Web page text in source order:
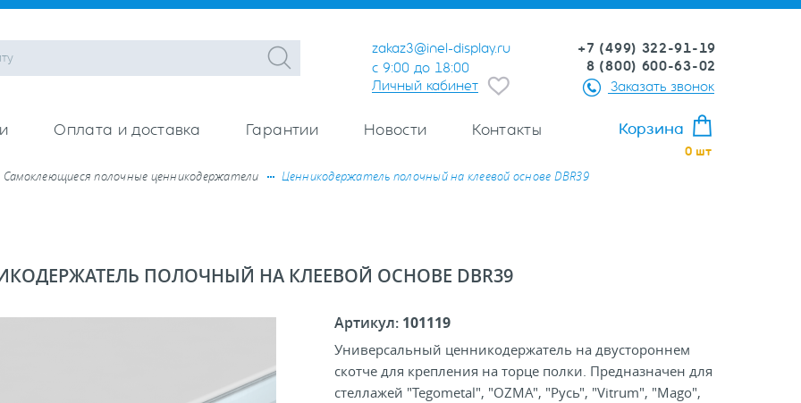
zakaz3@inel-display.ru
с 9:00 до 18:00
Личный кабинет
+7 (499) 322-91-19
8 (800) 600-63-02
Заказать звонок
Оплата и доставка Гарантии Новости Контакты Корзина
0 шт
Самоклеющиеся полочные ценникодержатели Ценникодержатель полочный на клеевой основе DBR39
ПОЛОЧНЫЙ НА КЛЕЕВОЙ ОСНОВЕ DBR39
Артикул: 101119
Универсальный ценникодержатель на двустороннем
скотче для крепления на торце полки. Предназначен для
стеллажей "Tegometal", "OZMA", "Русь", "Vitrum", "Mago",